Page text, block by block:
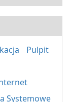
Pulpit
Systemowe